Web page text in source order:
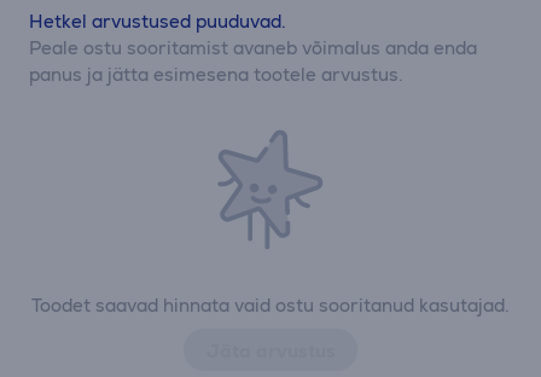
Toodet saavad hinnata vaid ostu sooritanud kasutajad.
Hetkel arvustused puuduvad.
Peale ostu sooritamist avaneb võimalus anda enda
panus ja jätta esimesena tootele arvustus.